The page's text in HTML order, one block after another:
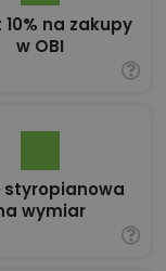
na zakupy
w OBI
styropianowa
wymiar